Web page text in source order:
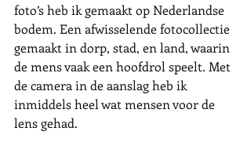
foto’s heb ik gemaakt op Nederlandse
bodem. Een afwisselende fotocollectie
gemaakt in dorp, stad, en land, waarin
de mens vaak een hoofdrol speelt. Met
de camera in de aanslag heb ik
inmiddels heel wat mensen voor de
lens gehad.